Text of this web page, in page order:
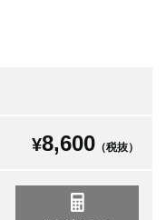
¥8,600 （税抜）